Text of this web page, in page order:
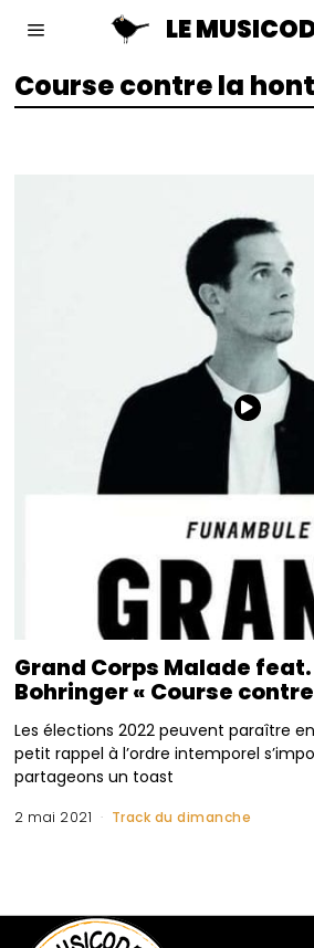
LE
Course contre la
Grand Corps Malade
Bohringer « Course
Les élections 2022 peuvent paraître
petit rappel à l’ordre intemporel
partageons un toast
2 mai 2021 Track du dimanche